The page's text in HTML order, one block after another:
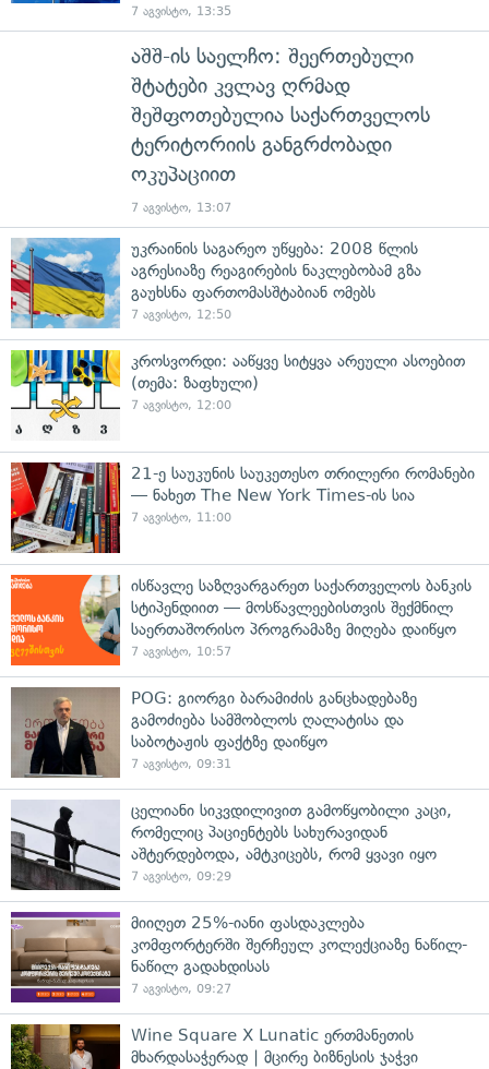
7 აგვისტო, 13:35
აშშ-ის საელჩო: შეერთებული
შტატები კვლავ ღრმად
შეშფოთებულია საქართველოს
ტერიტორიის განგრძობადი
ოკუპაციით
7 აგვისტო, 13:07
უკრაინის საგარეო უწყება: 2008 წლის
აგრესიაზე რეაგირების ნაკლებობამ გზა
გაუხსნა ფართომასშტაბიან ომებს
7 აგვისტო, 12:50
კროსვორდი: ააწყვე სიტყვა არეული ასოებით
(თემა: ზაფხული)
7 აგვისტო, 12:00
21-ე საუკუნის საუკეთესო თრილერი რომანები
— ნახეთ The New York Times-ის სია
7 აგვისტო, 11:00
ისწავლე საზღვარგარეთ საქართველოს ბანკის
სტიპენდიით — მოსწავლეებისთვის შექმნილ
საერთაშორისო პროგრამაზე მიღება დაიწყო
7 აგვისტო, 10:57
POG: გიორგი ბარამიძის განცხადებაზე
გამოძიება სამშობლოს ღალატისა და
საბოტაჟის ფაქტზე დაიწყო
7 აგვისტო, 09:31
ცელიანი სიკვდილივით გამოწყობილი კაცი,
რომელიც პაციენტებს სახურავიდან
აშტერდებოდა, ამტკიცებს, რომ ყვავი იყო
7 აგვისტო, 09:29
მიიღეთ 25%-იანი ფასდაკლება
კომფორტერში შერჩეულ კოლექციაზე ნაწილ-
ნაწილ გადახდისას
7 აგვისტო, 09:27
Wine Square X Lunatic ერთმანეთის
მხარდასაჭერად | მცირე ბიზნესის ჯაჭვი